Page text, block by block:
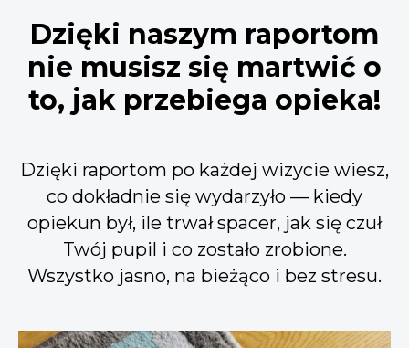
Dzięki naszym raportom
nie musisz się martwić o
to, jak przebiega opieka!
Dzięki raportom po każdej wizycie wiesz,
co dokładnie się wydarzyło — kiedy
opiekun był, ile trwał spacer, jak się czuł
Twój pupil i co zostało zrobione.
Wszystko jasno, na bieżąco i bez stresu.